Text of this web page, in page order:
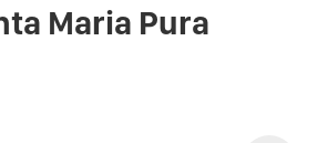
Maria Pura